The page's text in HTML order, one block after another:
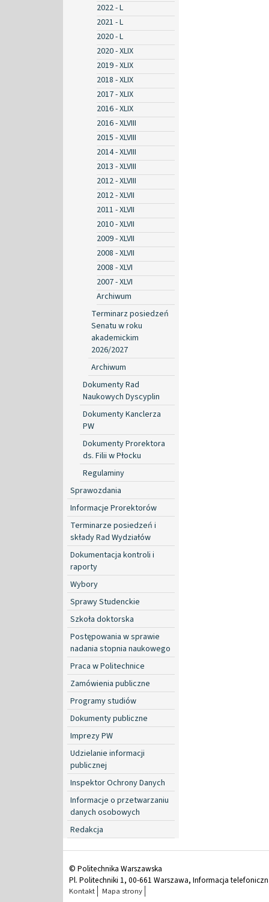
2022 - L
2021 - L
2020 - L
2020 - XLIX
2019 - XLIX
2018 - XLIX
2017 - XLIX
2016 - XLIX
2016 - XLVIII
2015 - XLVIII
2014 - XLVIII
2013 - XLVIII
2012 - XLVIII
2012 - XLVII
2011 - XLVII
2010 - XLVII
2009 - XLVII
2008 - XLVII
2008 - XLVI
2007 - XLVI
Archiwum
Terminarz posiedzeń
Senatu w roku
akademickim
2026/2027
Archiwum
Dokumenty Rad
Naukowych Dyscyplin
Dokumenty Kanclerza
PW
Dokumenty Prorektora
ds. Filii w Płocku
Regulaminy
Sprawozdania
Informacje Prorektorów
Terminarze posiedzeń i
składy Rad Wydziałów
Dokumentacja kontroli i
raporty
Wybory
Sprawy Studenckie
Szkoła doktorska
Postępowania w sprawie
nadania stopnia naukowego
Praca w Politechnice
Zamówienia publiczne
Programy studiów
Dokumenty publiczne
Imprezy PW
Udzielanie informacji
publicznej
Inspektor Ochrony Danych
Informacje o przetwarzaniu
danych osobowych
Redakcja
© Politechnika Warszawska
Pl. Politechniki 1, 00-661 Warszawa, Informacja
Kontakt Mapa strony